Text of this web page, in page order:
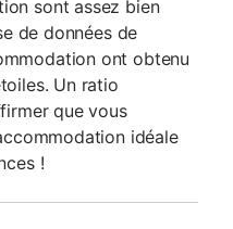
sont assez bien
de données de
ont obtenu
Un ratio
que vous
idéale
!